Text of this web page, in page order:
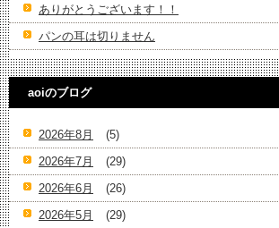
ありがとうございます！！
パンの耳は切りません
aoiのブログ
2026年8月
(5)
2026年7月
(29)
2026年6月
(26)
2026年5月
(29)